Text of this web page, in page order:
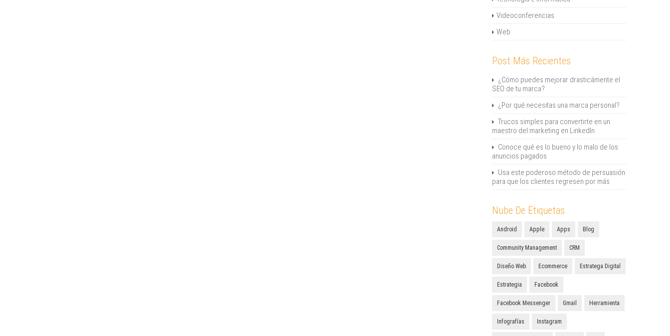
Videoconferencias
Web
Post Más Recientes
¿Cómo puedes mejorar drasticámente el
SEO de tu marca?
¿Por qué necesitas una marca personal?
Trucos simples para convertirte en un
maestro del marketing en LinkedIn
Conoce qué es lo bueno y lo malo de los
anuncios pagados
Usa este poderoso método de persuasión
para que los clientes regresen por más
Nube De Etiquetas
Android Apple Apps Blog
Community Management CRM
Diseño Web Ecommerce Estratega Digital
Estrategia Facebook
Facebook Messenger Gmail Herramienta
Infografías Instagram